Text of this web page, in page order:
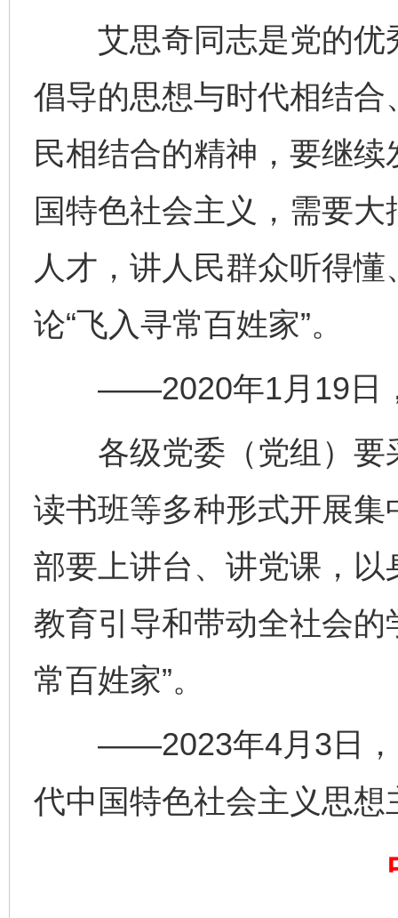
艾思奇同志是党的优
倡导的思想与时代相结
民相结合的精神，要继
国特色社会主义，需要
人才，讲人民群众听得
论“飞入寻常百姓家”。
——2020年1月19日，
各级党委（党组）要
读书班等多种形式开展
部要上讲台、讲党课，
教育引导和带动全社会的
常百姓家”。
——2023年4月3日，
代中国特色社会主义思
完善运行机制助力责任有效落实